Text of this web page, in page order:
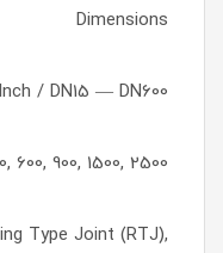
Dimensions
/ DN15 — DN600
600, 900, 1500, 2500
Type Joint (RTJ),